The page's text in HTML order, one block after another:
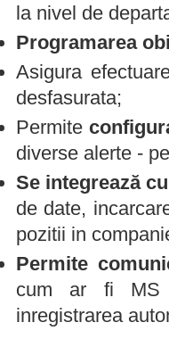
la nivel de
Programarea
Asigura
desfasurata;
Permite
diverse alerte -
Se integrează
de date,
pozitii in
Permite
cum ar fi MS
inregistrarea